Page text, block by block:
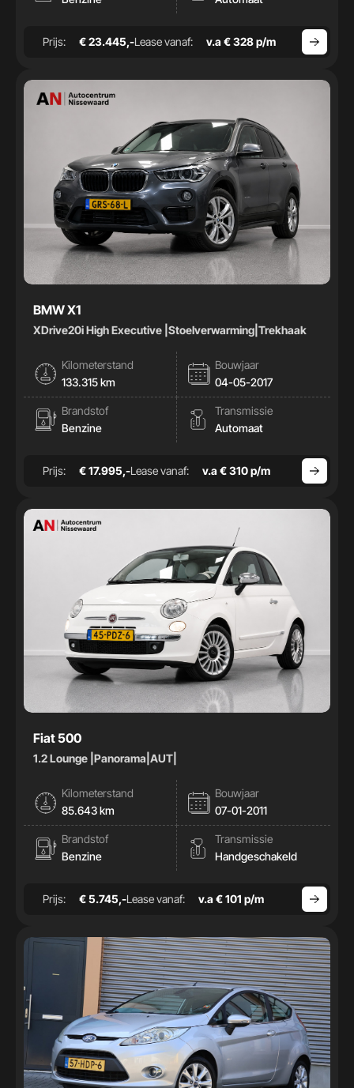
Prijs: € 23.445,-Lease vanaf: v.a € 328 p/m
BMW X1
XDrive20i High Executive |Stoelverwarming|Trekhaak
Kilometerstand
133.315 km
Bouwjaar
04-05-2017
Brandstof
Benzine
Transmissie
Automaat
Prijs: € 17.995,-Lease vanaf: v.a € 310 p/m
Fiat 500
1.2 Lounge |Panorama|AUT|
Kilometerstand
85.643 km
Bouwjaar
07-01-2011
Brandstof
Benzine
Transmissie
Handgeschakeld
Prijs: € 5.745,-Lease vanaf: v.a € 101 p/m